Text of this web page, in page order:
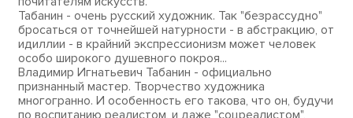
Табанин - очень русский художник. Так "безрассудно"
бросаться от точнейшей натурности - в абстракцию, от
идиллии - в крайний экспрессионизм может человек
особо широкого душевного покроя...
Владимир Игнатьевич Табанин - официально
признанный мастер. Творчество художника
многогранно. И особенность его такова, что он, будучи
по воспитанию реалистом, и даже "соцреалистом",